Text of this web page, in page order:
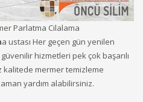
Parlatma Cilalama
a ustası Her geçen gün yenilen
hizmetleri pek çok başarılı
kalitede mermer temizleme
yardım alabilirsiniz.